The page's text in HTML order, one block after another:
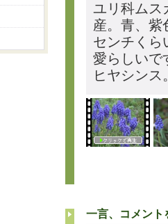
ユリ科ムス
産。青、紫
センチくら
愛らしいで
ヒヤシンス
一言、コメント